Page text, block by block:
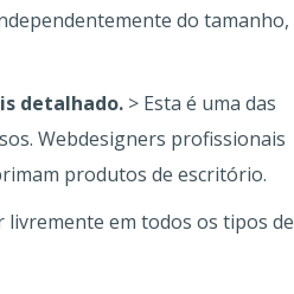
do tamanho,
detalhado. > Esta é uma das
Webdesigners profissionais
produtos de escritório.
em todos os tipos de